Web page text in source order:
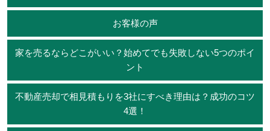
お客様の声
家を売るならどこがいい？始めてでも失敗しない5つのポイ
ント
不動産売却で相見積もりを3社にすべき理由は？成功のコツ
4選！